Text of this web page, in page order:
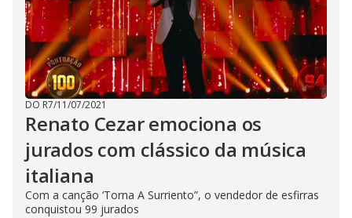
DO R7/11/07/2021
Renato Cezar emociona os
jurados com clássico da música
italiana
Com a canção ‘Torna A Surriento”, o vendedor de esfirras
conquistou 99 jurados